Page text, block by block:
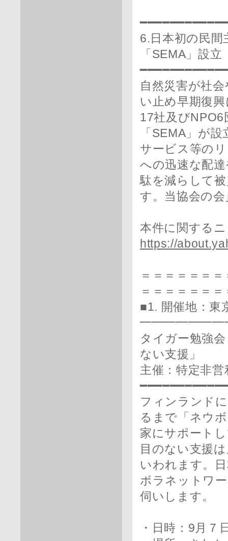
6.日本初の民
「SEMA」設立
自然災害が社
い止め早期復
17社及び
「SEMA」が
サービス等の
への迅速な配
駄を減らして
す。当協会の
本件に関する
https://
＝＝＝＝＝＝
＝＝＝＝＝＝＝
■1. 開催地：東
タイガー勉強
ない支援」
主催：特定非
フィンランド
るまで「ネウ
家にサポート
目のない支援
いわれます。
ボラネットワ
伺いします。
・日時：9月７